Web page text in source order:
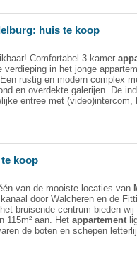
: huis te koop
Comfortabel 3-kamer
verdieping in het jonge
Een rustig en modern complex
en overdekte galerijen. De
entree met (video)intercom,
koop
van de mooiste locaties van
door Walcheren en de
bruisende centrum bieden
115m² aan. Hetappartement
de boten en schepen